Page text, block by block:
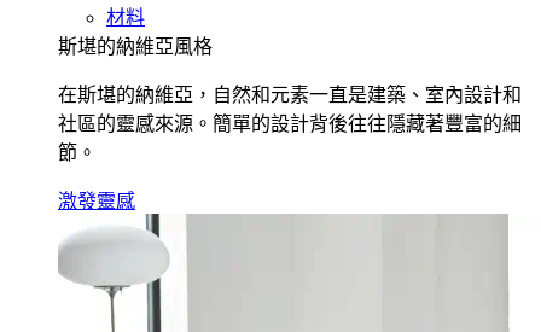
材料
斯堪的納維亞風格
在斯堪的納維亞，自然和元素一直是建築、室內設計和
社區的靈感來源。簡單的設計背後往往隱藏著豐富的細
節。
激發靈感